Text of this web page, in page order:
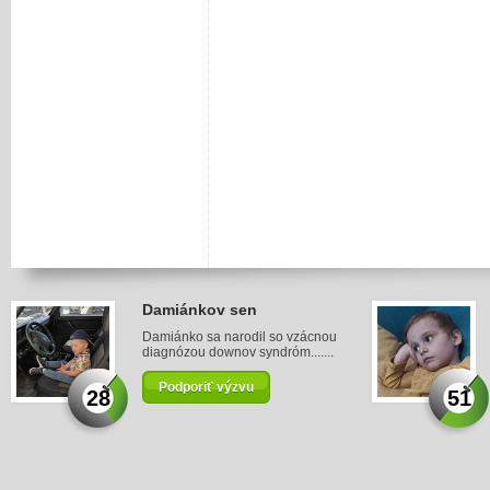
28
Damiánkov sen
Damiánko sa narodil so vzácnou
diagnózou downov syndróm.......
Podporiť výzvu 51